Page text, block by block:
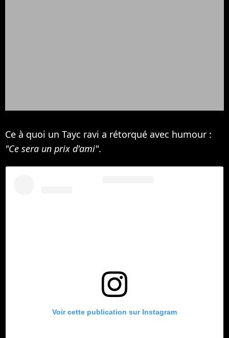
Ce à quoi un Tayc ravi a rétorqué avec humour :
"Ce sera un prix d'ami".
Voir cette publication sur Instagram